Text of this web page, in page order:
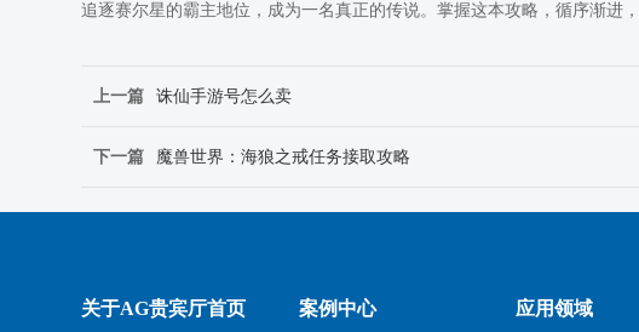
追逐赛尔星的霸主地位，成为一名真正的传说。掌握这本攻略，循序渐进
上一篇 诛仙手游号怎么卖
下一篇 魔兽世界：海狼之戒任务接取攻略
关于AG贵宾厅首页 案例中心 应用领域